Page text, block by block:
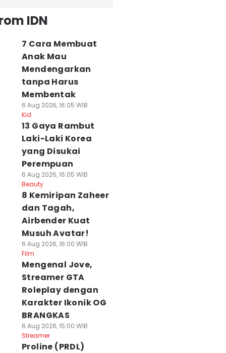
IDN
7 Cara Membuat
Anak Mau
Mendengarkan
tanpa Harus
Membentak
6 Aug 2026, 16:05 WIB
Kid
13 Gaya Rambut
Laki-Laki Korea
yang Disukai
Perempuan
6 Aug 2026, 16:05 WIB
Beauty
8 Kemiripan Zaheer
dan Tagah,
Airbender Kuat
Musuh Avatar!
6 Aug 2026, 16:00 WIB
Film
Mengenal Jove,
Streamer GTA
Roleplay dengan
Karakter Ikonik OG
BRANGKAS
6 Aug 2026, 15:00 WIB
Streamer
Proline (PRDL)